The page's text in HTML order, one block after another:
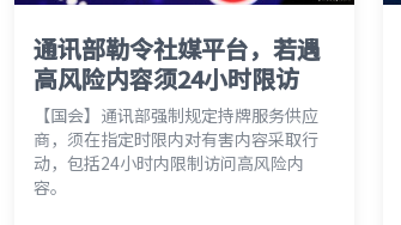
通讯部勒令社媒平台，若遇
高风险内容须24小时限访
【国会】通讯部强制规定持牌服务供应
商，须在指定时限内对有害内容采取行
动，包括24小时内限制访问高风险内
容。